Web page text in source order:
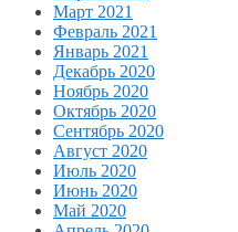
Март 2021
Февраль 2021
Январь 2021
Декабрь 2020
Ноябрь 2020
Октябрь 2020
Сентябрь 2020
Август 2020
Июль 2020
Июнь 2020
Май 2020